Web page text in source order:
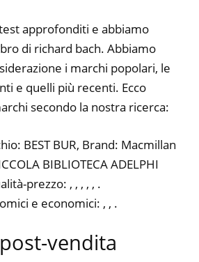
approfonditi e abbiamo
di richard bach. Abbiamo
i marchi popolari, le
e quelli più recenti. Ecco
secondo la nostra ricerca:
BEST BUR, Brand: Macmillan
BIBLIOTECA ADELPHI
prezzo: , , , , , .
e economici: , , .
vendita